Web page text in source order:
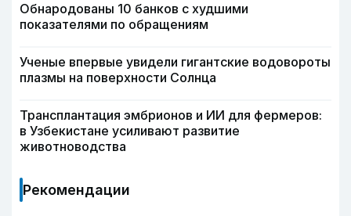
Обнародованы 10 банков с худшими
показателями по обращениям
Ученые впервые увидели гигантские водовороты
плазмы на поверхности Солнца
Трансплантация эмбрионов и ИИ для фермеров:
в Узбекистане усиливают развитие
животноводства
Рекомендации